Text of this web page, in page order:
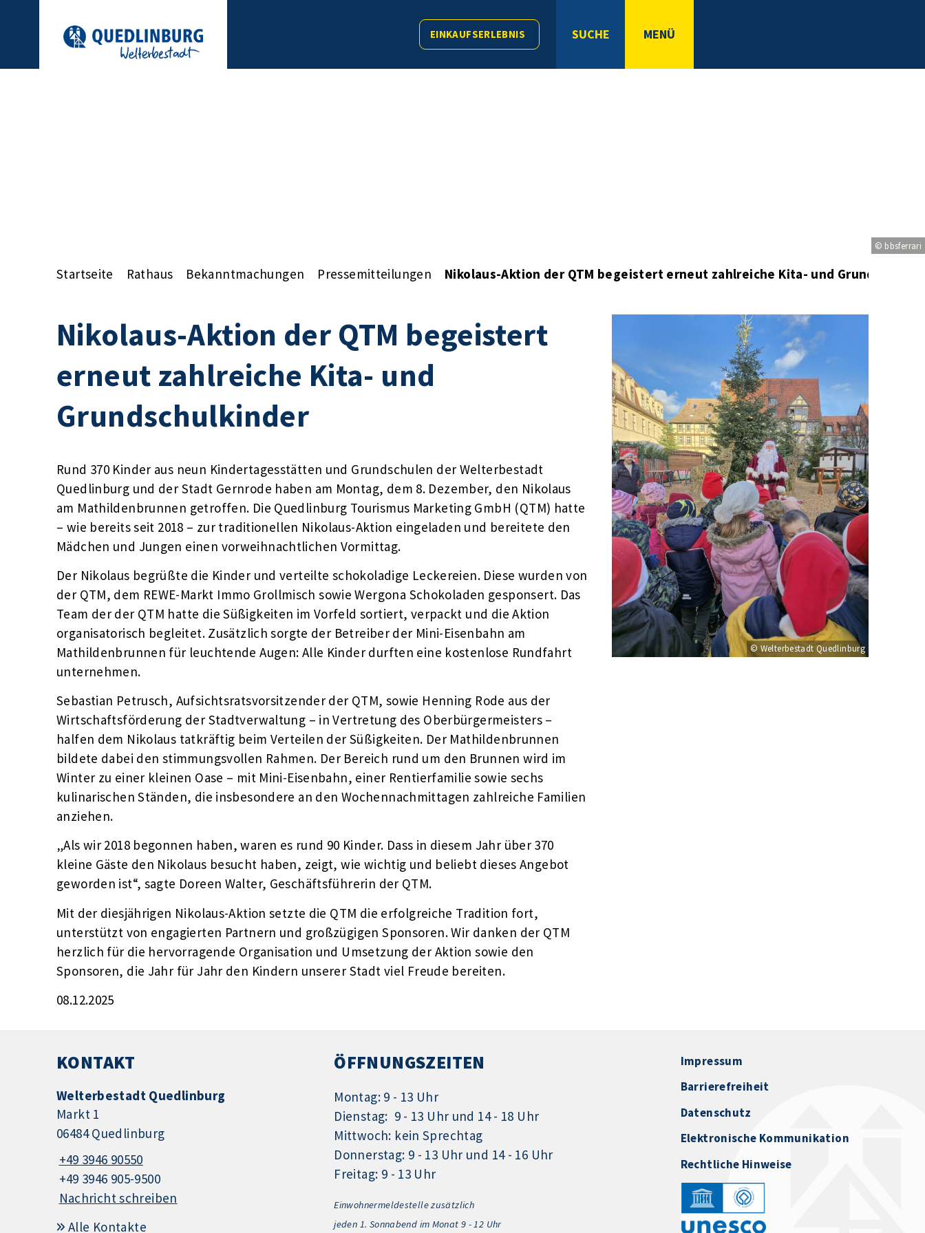
EINKAUFSERLEBNIS SUCHE MENÜ
© bbsferrari
Startseite Rathaus Bekanntmachungen Pressemitteilungen Nikolaus-Aktion der QTM begeistert erneut zahlreiche Kita- und
Nikolaus-Aktion der QTM begeistert
erneut zahlreiche Kita- und
Grundschulkinder
Rund 370 Kinder aus neun Kindertagesstätten und Grundschulen der Welterbestadt
Quedlinburg und der Stadt Gernrode haben am Montag, dem 8. Dezember, den Nikolaus
am Mathildenbrunnen getroffen. Die Quedlinburg Tourismus Marketing GmbH (QTM) hatte
– wie bereits seit 2018 – zur traditionellen Nikolaus-Aktion eingeladen und bereitete den
Mädchen und Jungen einen vorweihnachtlichen Vormittag.
Der Nikolaus begrüßte die Kinder und verteilte schokoladige Leckereien. Diese wurden von
der QTM, dem REWE-Markt Immo Grollmisch sowie Wergona Schokoladen gesponsert. Das
Team der der QTM hatte die Süßigkeiten im Vorfeld sortiert, verpackt und die Aktion
organisatorisch begleitet. Zusätzlich sorgte der Betreiber der Mini-Eisenbahn am
Mathildenbrunnen für leuchtende Augen: Alle Kinder durften eine kostenlose Rundfahrt
unternehmen.
Sebastian Petrusch, Aufsichtsratsvorsitzender der QTM, sowie Henning Rode aus der
Wirtschaftsförderung der Stadtverwaltung – in Vertretung des Oberbürgermeisters –
halfen dem Nikolaus tatkräftig beim Verteilen der Süßigkeiten. Der Mathildenbrunnen
bildete dabei den stimmungsvollen Rahmen. Der Bereich rund um den Brunnen wird im
Winter zu einer kleinen Oase – mit Mini-Eisenbahn, einer Rentierfamilie sowie sechs
kulinarischen Ständen, die insbesondere an den Wochennachmittagen zahlreiche Familien
anziehen.
„Als wir 2018 begonnen haben, waren es rund 90 Kinder. Dass in diesem Jahr über 370
kleine Gäste den Nikolaus besucht haben, zeigt, wie wichtig und beliebt dieses Angebot
geworden ist“, sagte Doreen Walter, Geschäftsführerin der QTM.
Mit der diesjährigen Nikolaus-Aktion setzte die QTM die erfolgreiche Tradition fort,
unterstützt von engagierten Partnern und großzügigen Sponsoren. Wir danken der QTM
herzlich für die hervorragende Organisation und Umsetzung der Aktion sowie den
Sponsoren, die Jahr für Jahr den Kindern unserer Stadt viel Freude bereiten.
08.12.2025
© Welterbestadt Quedlinburg
KONTAKT
Welterbestadt Quedlinburg
Markt 1
06484 Quedlinburg
+49 3946 90550
+49 3946 905-9500
Nachricht schreiben
Alle Kontakte
ÖFFNUNGSZEITEN
Montag: 9 - 13 Uhr
Dienstag: 9 - 13 Uhr und 14 - 18 Uhr
Mittwoch: kein Sprechtag
Donnerstag: 9 - 13 Uhr und 14 - 16 Uhr
Freitag: 9 - 13 Uhr
Einwohnermeldestelle zusätzlich
jeden 1. Sonnabend im Monat 9 - 12 Uhr
Impressum
Barrierefreiheit
Datenschutz
Elektronische Kommunikation
Rechtliche Hinweise